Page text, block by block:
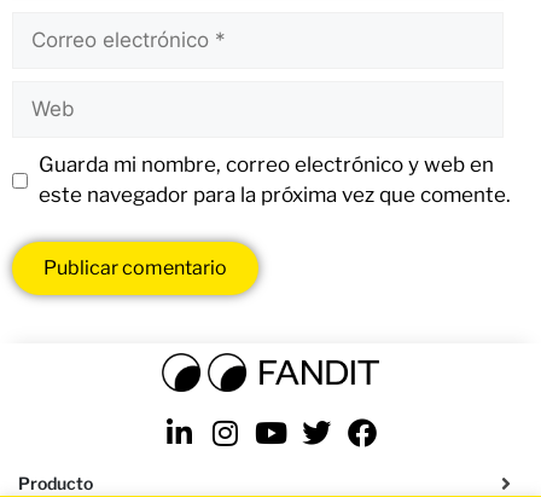
Guarda mi nombre, correo electrónico y web en
este navegador para la próxima vez que comente.
Producto